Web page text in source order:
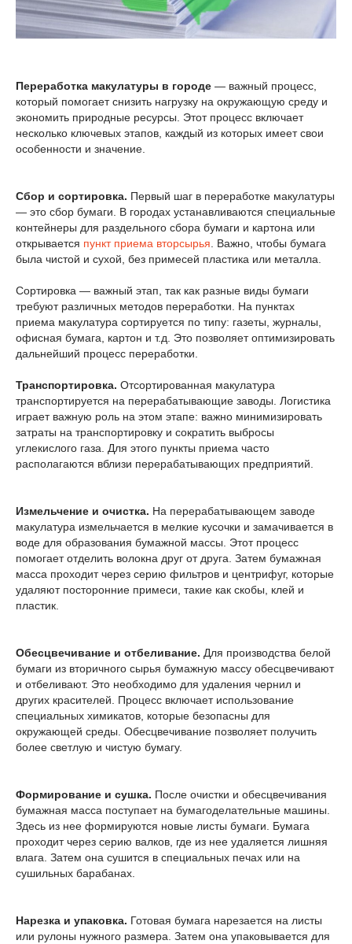
Переработка макулатуры в городе — важный процесс,
который помогает снизить нагрузку на окружающую среду и
экономить природные ресурсы. Этот процесс включает
несколько ключевых этапов, каждый из которых имеет свои
особенности и значение.
Сбор и сортировка. Первый шаг в переработке макулатуры
— это сбор бумаги. В городах устанавливаются специальные
контейнеры для раздельного сбора бумаги и картона или
открывается пункт приема вторсырья . Важно, чтобы бумага
была чистой и сухой, без примесей пластика или металла.
Сортировка — важный этап, так как разные виды бумаги
требуют различных методов переработки. На пунктах
приема макулатура сортируется по типу: газеты, журналы,
офисная бумага, картон и т.д. Это позволяет оптимизировать
дальнейший процесс переработки.
Транспортировка. Отсортированная макулатура
транспортируется на перерабатывающие заводы. Логистика
играет важную роль на этом этапе: важно минимизировать
затраты на транспортировку и сократить выбросы
углекислого газа. Для этого пункты приема часто
располагаются вблизи перерабатывающих предприятий.
Измельчение и очистка. На перерабатывающем заводе
макулатура измельчается в мелкие кусочки и замачивается в
воде для образования бумажной массы. Этот процесс
помогает отделить волокна друг от друга. Затем бумажная
масса проходит через серию фильтров и центрифуг, которые
удаляют посторонние примеси, такие как скобы, клей и
пластик.
Обесцвечивание и отбеливание. Для производства белой
бумаги из вторичного сырья бумажную массу обесцвечивают
и отбеливают. Это необходимо для удаления чернил и
других красителей. Процесс включает использование
специальных химикатов, которые безопасны для
окружающей среды. Обесцвечивание позволяет получить
более светлую и чистую бумагу.
Формирование и сушка. После очистки и обесцвечивания
бумажная масса поступает на бумагоделательные машины.
Здесь из нее формируются новые листы бумаги. Бумага
проходит через серию валков, где из нее удаляется лишняя
влага. Затем она сушится в специальных печах или на
сушильных барабанах.
Нарезка и упаковка. Готовая бумага нарезается на листы
или рулоны нужного размера. Затем она упаковывается для